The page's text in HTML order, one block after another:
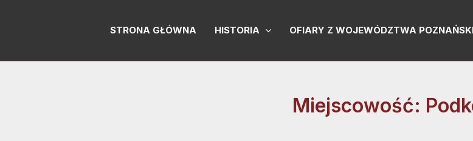
STRONA GŁÓWNA HISTORIA OFIARY Z WOJEWÓDZTWA
Miejscowość: